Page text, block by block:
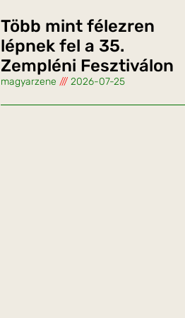
Több mint félezren
lépnek fel a 35.
Zempléni Fesztiválon
magyarzene 2026-07-25